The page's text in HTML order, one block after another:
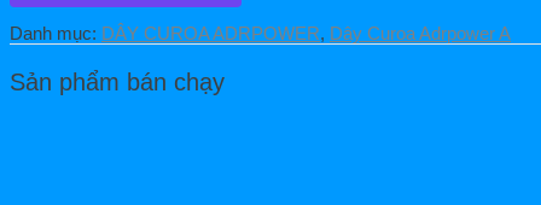
Danh mục: DÂY CUROA ADRPOWER, Dây Curoa Adrpower A
Sản phẩm bán chạy